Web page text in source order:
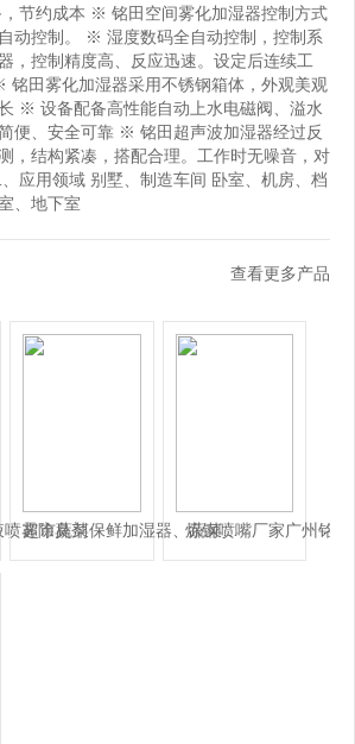
节约成本 ※ 铭田空间雾化加湿器控制方式
动控制。 ※ 湿度数码全自动控制，控制系
，控制精度高、反应迅速。设定后连续工
田雾化加湿器采用不锈钢箱体，外观美观
※ 设备配备高性能自动上水电磁阀、溢水
便、安全可靠 ※ 铭田超声波加湿器经过反
，结构紧凑，搭配合理。工作时无噪音，对
应用领域 别墅、制造车间 卧室、机房、档
、地下室
查看更多产品
雾除臭剂 超市蔬菜保鲜加湿器、蔬菜加湿器、果蔬保鲜机
炼钢喷嘴厂家广州铭田